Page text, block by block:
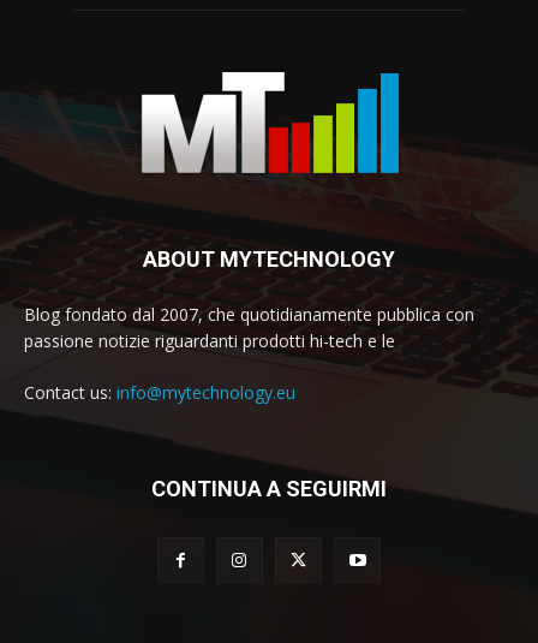
ABOUT MYTECHNOLOGY
Blog fondato dal 2007, che quotidianamente pubblica con
passione notizie riguardanti prodotti hi-tech e le
Contact us: info@mytechnology.eu
CONTINUA A SEGUIRMI